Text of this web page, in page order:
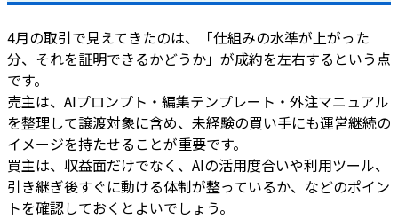
4月の取引で見えてきたのは、「仕組みの水準が上がった
分、それを証明できるかどうか」が成約を左右するという点
です。
売主は、AIプロンプト・編集テンプレート・外注マニュアル
を整理して譲渡対象に含め、未経験の買い手にも運営継続の
イメージを持たせることが重要です。
買主は、収益面だけでなく、AIの活用度合いや利用ツール、
引き継ぎ後すぐに動ける体制が整っているか、などのポイン
トを確認しておくとよいでしょう。